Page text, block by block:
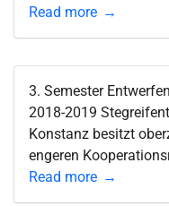
Read more
3. Semester
2018-2019
Konstanz besitzt
engeren
Read more